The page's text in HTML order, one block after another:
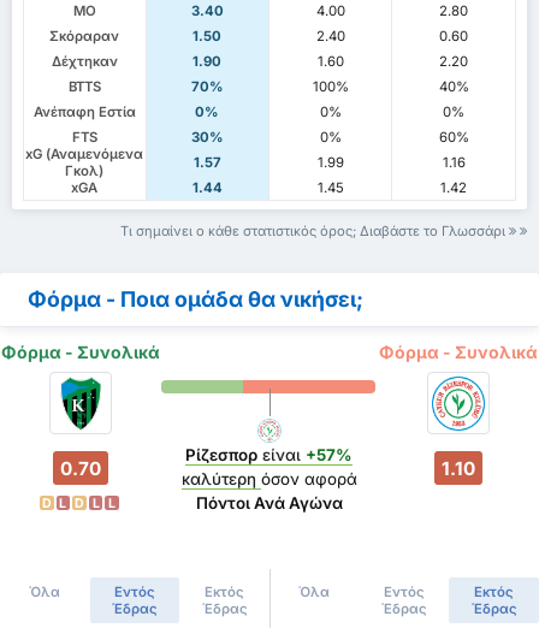
ΜΟ
3.40 4.00
2.80
Σκόραραν
1.50 2.40
0.60
Δέχτηκαν
1.90 1.60
2.20
BTTS
70% 100%
40%
Ανέπαφη Εστία
0% 0%
0%
FTS
30% 0%
60%
xG (Αναμενόμενα
Γκολ)
1.57 1.99
1.16
xGA
1.44 1.45 1.42
Τι σημαίνει ο κάθε στατιστικός όρος; Διαβάστε το Γλωσσάρι
Φόρμα - Ποια ομάδα θα νικήσει;
Φόρμα - Συνολικά Φόρμα - Συνολικά
0.70
D L D L L
Ρίζεσπορ είναι +57%
καλύτερη όσον αφορά
Πόντοι Ανά Αγώνα
1.10
Όλα
Εντός
Έδρας
Εκτός
Έδρας
Όλα
Εντός
Έδρας
Εκτός
Έδρας